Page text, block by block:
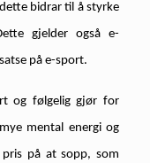
bidrar til å styrke
gjelder også e-
på e-sport.
og følgelig gjør for
mental energi og
på at sopp, som